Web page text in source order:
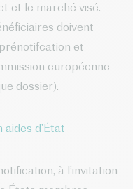
et le marché visé.
doivent
et
européenne
dossier).
d’État
à l’invitation